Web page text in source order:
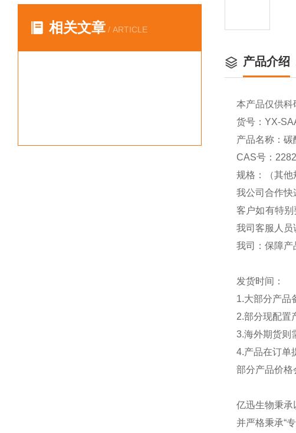
相关文章 / ARTICLE
产品介绍
本产品仅供科
货号：YX-
产品名称：
CAS号：
规格：（其他
我公司合作快
客户如有特
我司客服人员
我司：保障产
发货时间：
1.大部分产品
2.部分现配置
3.海外期货则
4.产品在订单
部分产品价格
亿迅生物秉承
并严格秉承“